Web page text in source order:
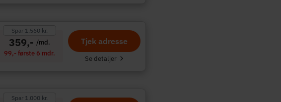
Spar 1.560 kr.
359,- /md.
99,- første 6 mdr.
Tjek adresse
Se detaljer
Spar 1.000 kr.